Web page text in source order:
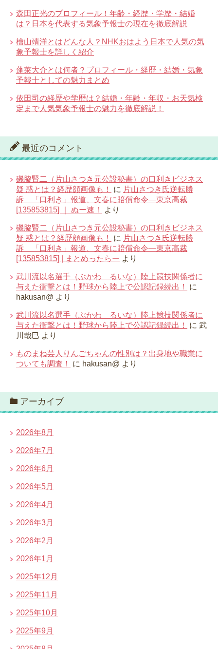
森田正光のプロフィール！年齢・経歴・学歴・結婚
は？日本を代表する気象予報士の現在を徹底解説
檜山靖洋とはどんな人？NHKおはよう日本で人気の気
象予報士を詳しく紹介
蓬莱大介とは何者？プロフィール・経歴・結婚・気象
予報士としての魅力まとめ
依田司の経歴や学歴は？結婚・年齢・年収・お天気検
定まで人気気象予報士の魅力を徹底解説！
最近のコメント
磯脇賢二（片山さつき元公設秘書）の口利きビジネス
疑 惑とは？経歴顔画像も！
に 片山さつき氏逆転勝
訴 「口利き」報道、文春に賠償命令―東京高裁
[135853815] ｜ ぬー速！
より
磯脇賢二（片山さつき元公設秘書）の口利きビジネス
疑 惑とは？経歴顔画像も！
に 片山さつき氏逆転勝
訴 「口利き」報道、文春に賠償命令―東京高裁
[135853815] | まとめったらー より
武川流以名選手（ぶかわ るいな）陸上競技関係者に
与えた衝撃とは！野球から陸上で公認記録続出！
に
hakusan@ より
武川流以名選手（ぶかわ るいな）陸上競技関係者に
与えた衝撃とは！野球から陸上で公認記録続出！
に 武
川哉巳 より
ものまね芸人りんごちゃんの性別は？出身地や職業に
ついても調査！
に hakusan@ より
アーカイブ
2026年8月
2026年7月
2026年6月
2026年5月
2026年4月
2026年3月
2026年2月
2026年1月
2025年12月
2025年11月
2025年10月
2025年9月